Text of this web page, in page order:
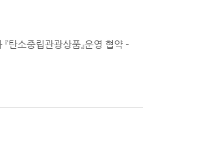
소중립관광상품』운영 협약 -